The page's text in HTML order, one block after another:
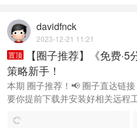
davidfnck
2023-12-21 11:21
置顶
【圈子推荐】《免费
策略新手！
本期 圈子推荐！📢 圈子直达链
要你提前下载并安装好相关远程